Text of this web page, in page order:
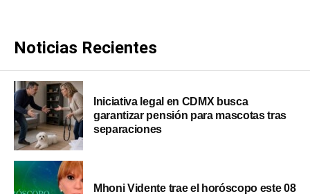
Noticias Recientes
Iniciativa legal en CDMX busca
garantizar pensión para mascotas tras
separaciones
Mhoni Vidente trae el horóscopo este 08